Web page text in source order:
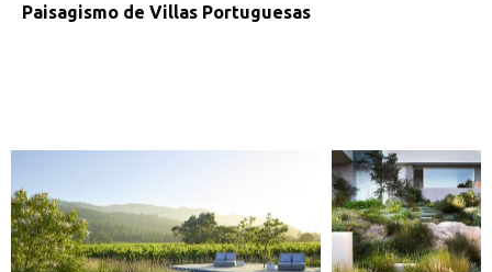
Paisagismo de Villas Portuguesas